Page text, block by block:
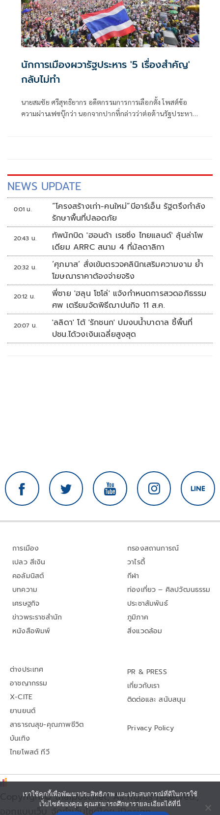
นักการเมืองผวารัฐประหาร '5 เรื่องสำคัญ'
กลับไม่ทำ
นายสมชัย ศรีสุทธิยากร อดีตกรรมการการเลือกตั้ง โพสต์ข้อ
ความผ่านเฟซบุ๊กว่า นอกจากปากที่กล่าวว่าต่อต้านรัฐประหาร
NEWS UPDATE
0:01 น.
“โครงสร้างเก่า-คนใหม่”บีอาร์เอ็น รัฐตรึงกำลัง
รักษาพื้นที่ปลอดภัย
20:43 น.
ทัพนักบิด 'ฮอนด้า เรซซิ่ง ไทยแลนด์' ลุ้นล่าโพ
เดียม ARRC สนาม 4 ที่มัลดาลิกา
20:32 น.
‘ศุภมาส’ สั่งเข้มตรวจคลินิกเสริมความงาม ย้ำ
โฆษณาราคาต้องจ่ายจริง
20:12 น.
พี่ชาย 'ฮลุน โซโล่' แจ้งกำหนดการสวดอภิธรรม
ศพ เตรียมจัดพิธีฌาปนกิจ 11 ส.ค.
20:07 น.
'ลลิดา' โต้ 'รักชนก' ปมงบน้ำบาดาล ชี้พื้นที่
ปชน.ได้วงเงินเฉลี่ยสูงสุด
การเมือง
เปลว สีเงิน
คอลัมนิสต์
บทความ
เศรษฐกิจ
ข่าวพระราชสำนัก
หนังสือพิมพ์
กรองสถานการณ์
วาไรตี้
กีฬา
ท่องเที่ยว – ศิลปวัฒนธรรม
ประชาสัมพันธ์
ภูมิภาค
สิ่งแวดล้อม
ต่างประเทศ
อาชญากรรม
X-CITE
ยานยนต์
สาธารณสุข-คุณภาพชีวิต
บันเทิง
ไทยโพสต์ ทีวี
PR & PRESS
เกี่ยวกับเรา
ติดต่อและ สนับสนุน
Privacy Policy
Copyright© thaipost.net, All rights reserved.,
ออกแบบเว็บ จัดทำเว็บไซต์โดย iDesign
เราใช้คุกกี้เพื่อพัฒนาประสิทธิภาพ และประสบการณ์ที่ดีในการใช้
เว็บไซต์ของคุณ คุณสามารถศึกษารายละเอียดได้ที่นี่